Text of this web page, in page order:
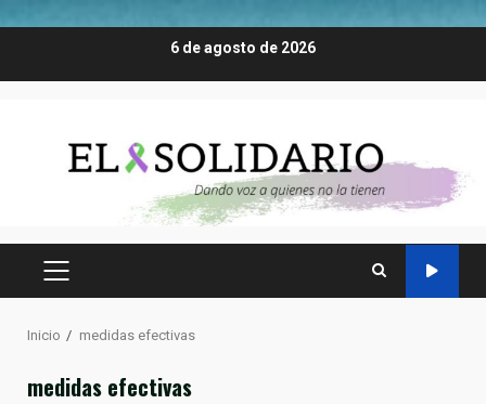
6 de agosto de 2026
MENÚ
Inicio medidas efectivas
medidas efectivas